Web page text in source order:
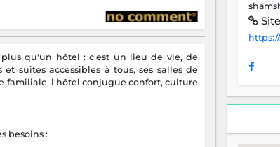
qu'un hôtel : c'est un lieu de vie, de
suites accessibles à tous, ses salles de
familiale, l'hôtel conjugue confort, culture
besoins :